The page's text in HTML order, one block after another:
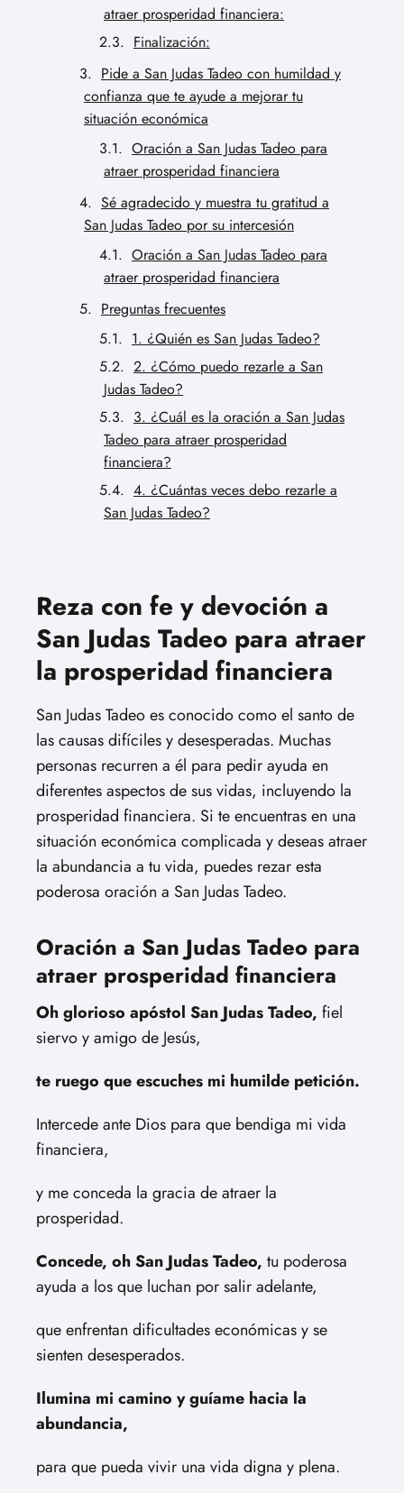
atraer prosperidad financiera:
Finalización:
Pide a San Judas Tadeo con humildad y
confianza que te ayude a mejorar tu
situación económica
Oración a San Judas Tadeo para
atraer prosperidad financiera
Sé agradecido y muestra tu gratitud a
San Judas Tadeo por su intercesión
Oración a San Judas Tadeo para
atraer prosperidad financiera
Preguntas frecuentes
1. ¿Quién es San Judas Tadeo?
2. ¿Cómo puedo rezarle a San
Judas Tadeo?
3. ¿Cuál es la oración a San Judas
Tadeo para atraer prosperidad
financiera?
4. ¿Cuántas veces debo rezarle a
San Judas Tadeo?
Reza con fe y devoción a
San Judas Tadeo para atraer
la prosperidad financiera
San Judas Tadeo es conocido como el santo de
las causas difíciles y desesperadas. Muchas
personas recurren a él para pedir ayuda en
diferentes aspectos de sus vidas, incluyendo la
prosperidad financiera. Si te encuentras en una
situación económica complicada y deseas atraer
la abundancia a tu vida, puedes rezar esta
poderosa oración a San Judas Tadeo.
Oración a San Judas Tadeo para
atraer prosperidad financiera
Oh glorioso apóstol San Judas Tadeo, fiel
siervo y amigo de Jesús,
te ruego que escuches mi humilde petición.
Intercede ante Dios para que bendiga mi vida
financiera,
y me conceda la gracia de atraer la
prosperidad.
Concede, oh San Judas Tadeo, tu poderosa
ayuda a los que luchan por salir adelante,
que enfrentan dificultades económicas y se
sienten desesperados.
Ilumina mi camino y guíame hacia la
abundancia,
para que pueda vivir una vida digna y plena.